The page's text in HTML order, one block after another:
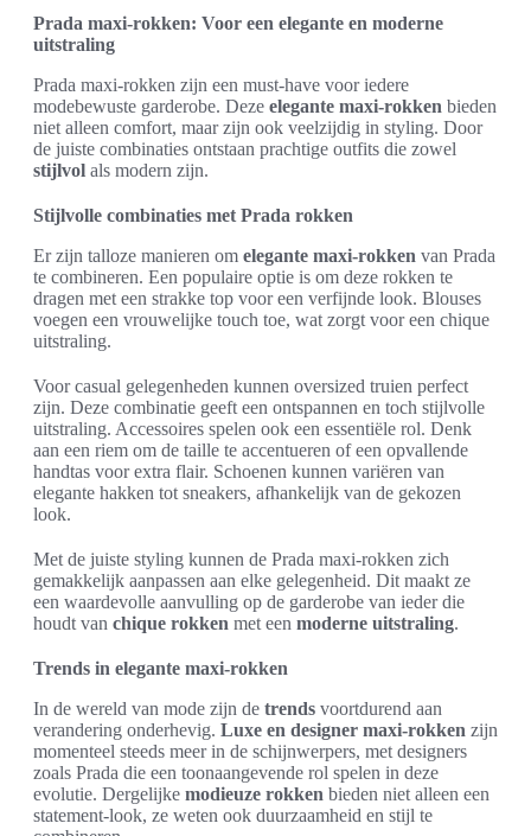
Prada maxi-rokken: Voor een elegante en moderne
uitstraling
Prada maxi-rokken zijn een must-have voor iedere
modebewuste garderobe. Deze elegante maxi-rokken bieden
niet alleen comfort, maar zijn ook veelzijdig in styling. Door
de juiste combinaties ontstaan prachtige outfits die zowel
stijlvol als modern zijn.
Stijlvolle combinaties met Prada rokken
Er zijn talloze manieren om elegante maxi-rokken van Prada
te combineren. Een populaire optie is om deze rokken te
dragen met een strakke top voor een verfijnde look. Blouses
voegen een vrouwelijke touch toe, wat zorgt voor een chique
uitstraling.
Voor casual gelegenheden kunnen oversized truien perfect
zijn. Deze combinatie geeft een ontspannen en toch stijlvolle
uitstraling. Accessoires spelen ook een essentiële rol. Denk
aan een riem om de taille te accentueren of een opvallende
handtas voor extra flair. Schoenen kunnen variëren van
elegante hakken tot sneakers, afhankelijk van de gekozen
look.
Met de juiste styling kunnen de Prada maxi-rokken zich
gemakkelijk aanpassen aan elke gelegenheid. Dit maakt ze
een waardevolle aanvulling op de garderobe van ieder die
houdt van chique rokken met een moderne uitstraling.
Trends in elegante maxi-rokken
In de wereld van mode zijn de trends voortdurend aan
verandering onderhevig. Luxe en designer maxi-rokken zijn
momenteel steeds meer in de schijnwerpers, met designers
zoals Prada die een toonaangevende rol spelen in deze
evolutie. Dergelijke modieuze rokken bieden niet alleen een
statement-look, ze weten ook duurzaamheid en stijl te